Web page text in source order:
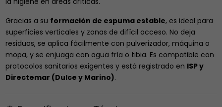
Gracias a su formación de espuma estable, es ideal para
superficies verticales y zonas de difícil acceso. No deja
residuos, se aplica fácilmente con pulverizador, máquina o
mopa, y se enjuaga con agua fría o tibia. Es compatible con
protocolos sanitarios exigentes y está registrado en ISP y
Directemar (Dulce y Marino).